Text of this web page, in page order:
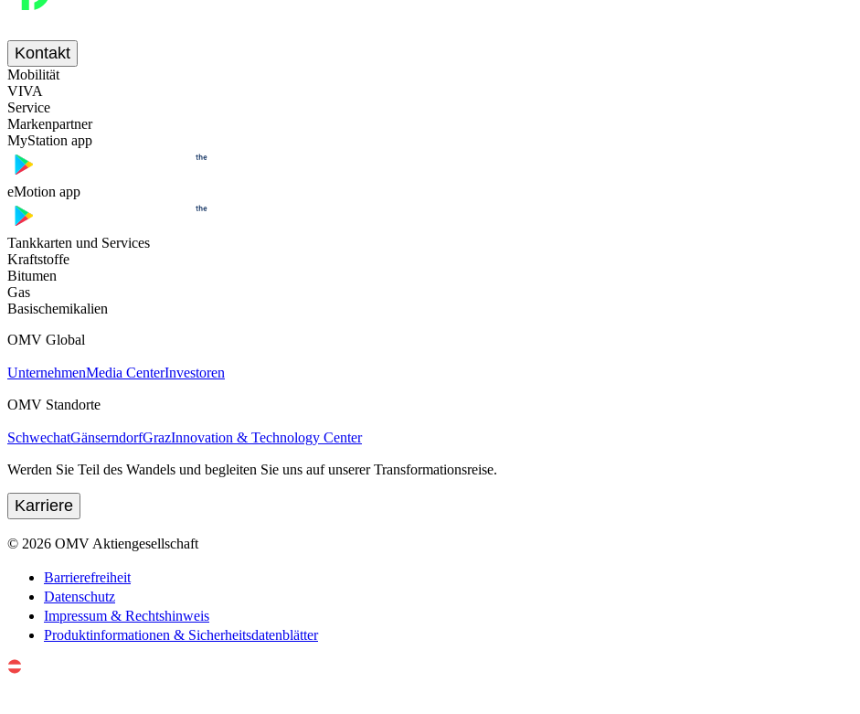
Kontakt
Mobilität
VIVA
Service
Markenpartner
MyStation app
eMotion app
Tankkarten und Services
Kraftstoffe
Bitumen
Gas
Basischemikalien
OMV Global
UnternehmenMedia CenterInvestoren
OMV Standorte
SchwechatGänserndorfGrazInnovation & Technology Center
Werden Sie Teil des Wandels und begleiten Sie uns auf unserer Transformationsreise.
Karriere
© 2026 OMV Aktiengesellschaft
Barrierefreiheit
Datenschutz
Impressum & Rechtshinweis
Produktinformationen & Sicherheitsdatenblätter